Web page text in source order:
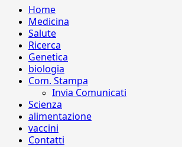
Home
Medicina
Salute
Ricerca
Genetica
biologia
Com. Stampa
Invia Comunicati
Scienza
alimentazione
vaccini
Contatti